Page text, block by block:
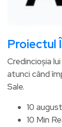
Proiectul
Credincioșia
atunci când
Sale.
10
10 Min